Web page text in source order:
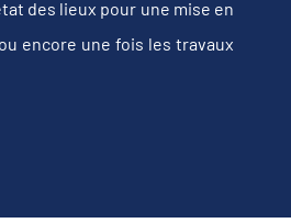
des lieux pour une mise en
encore une fois les travaux